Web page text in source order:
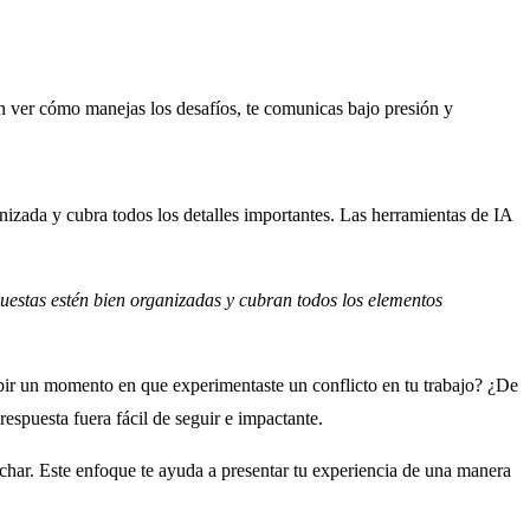
cómo manejas los desafíos, te comunicas bajo presión y
y cubra todos los detalles importantes. Las herramientas de IA
estén bien organizadas y cubran todos los elementos
un momento en que experimentaste un conflicto en tu trabajo? ¿De
fuera fácil de seguir e impactante.
Este enfoque te ayuda a presentar tu experiencia de una manera